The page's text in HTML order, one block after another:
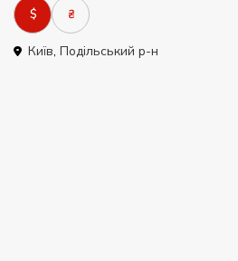
$ ₴
Київ, Подільський р-н